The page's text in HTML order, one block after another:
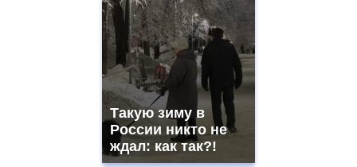
Такую зиму в
России никто не
ждал: как так?!